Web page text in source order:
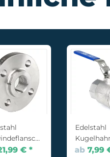
€ *
Edelstahl
ab 7,99